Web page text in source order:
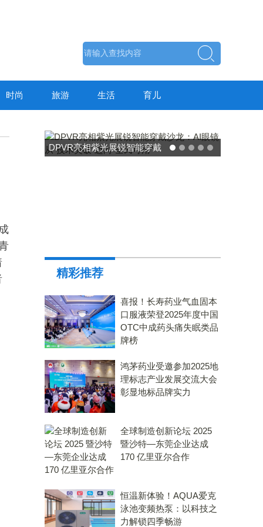
时尚 旅游 生活 育儿
荣膺2025食品营养健康创新
力大奖
精彩推荐
喜报！长寿药业气血固本
口服液荣登2025年度中国
OTC中成药头痛失眠类品
牌榜
鸿茅药业受邀参加2025地
理标志产业发展交流大会
彰显地标品牌实力
全球制造创新论坛 2025
暨沙特—东莞企业达成
170 亿里亚尔合作
恒温新体验！AQUA爱克
泳池变频热泵：以科技之
力解锁四季畅游